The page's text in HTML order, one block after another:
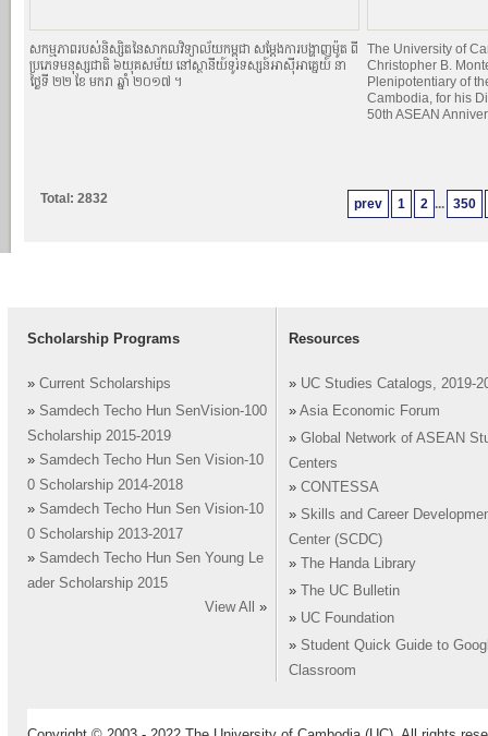
សកម្មភាពរបស់និស្សិតនៃសាកលវិទ្យាល័យកម្ពុជា សម្ដែងការបង្ហាញម៉ូត ពី
ប្រភេទមនុស្សជាតិ ៦យុគសម័យ នៅស្ថានីយ៍ទូរទស្សន៍អាស៊ីអាគ្នេយ៍ នា
ថ្ងៃទី ២២ ខែ មករា ឆ្នាំ ២០១៧ ។
The University of
Christopher B.
Plenipotentiary of
Cambodia, for his
50th ASEAN
prev 1 2 ... 350
Total: 2832
Scholarship Programs
» Current Scholarships
» Samdech Techo Hun SenVision-100
Scholarship 2015-2019
» Samdech Techo Hun Sen Vision-10
0 Scholarship 2014-2018
» Samdech Techo Hun Sen Vision-10
0 Scholarship 2013-2017
» Samdech Techo Hun Sen Young Le
ader Scholarship 2015
View All
»
Resources
» UC Studies Catalogs, 2019-
» Asia Economic Forum
» Global Network of ASEAN
Centers
» CONTESSA
» Skills and Career
Center (SCDC)
»
The Handa Library
»
The UC Bulletin
» UC Foundation
» Student Quick Guide to
Classroom